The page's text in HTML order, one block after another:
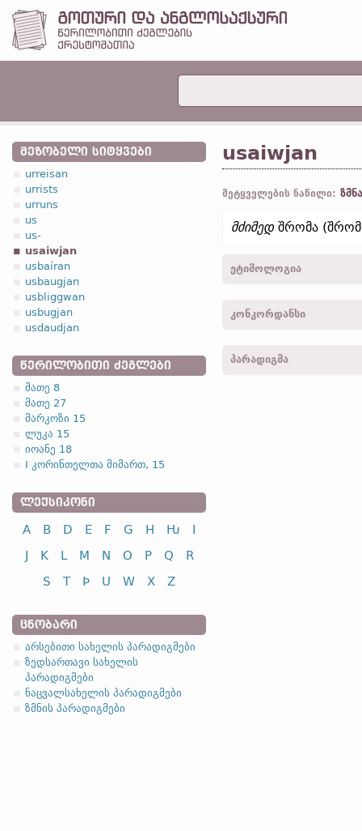
ᲛᲔᲖᲝᲑᲔᲚᲘ ᲡᲘᲢᲧᲕᲔᲑᲘ
urreisan
urrists
urruns
us
us-
usaiwjan
usbaíran
usbaugjan
usbliggwan
usbugjan
usdaudjan
ᲬᲔᲠᲘᲚᲝᲑᲘᲗᲘ ᲫᲔᲒᲚᲔᲑᲘ
მათე 8
მათე 27
მარკოზი 15
ლუკა 15
იოანე 18
I კორინთელთა მიმართ, 15
ᲚᲔᲥᲡᲘᲙᲝᲜᲘ
A B D E F G H Ƕ
I
J
K L M N O P Q
R
S
T Þ U W X Z
ᲪᲜᲝᲑᲐᲠᲘ
არსებითი სახელის პარადიგმები
ზედსართავი სახელის
პარადიგმები
ნაცვალსახელის პარადიგმები
ზმნის პარადიგმები
usaiwjan
მეტყველების ნაწილი: ზმნა
მძიმედ შრომა
ეტიმოლოგია
კონკორდანსი
პარადიგმა